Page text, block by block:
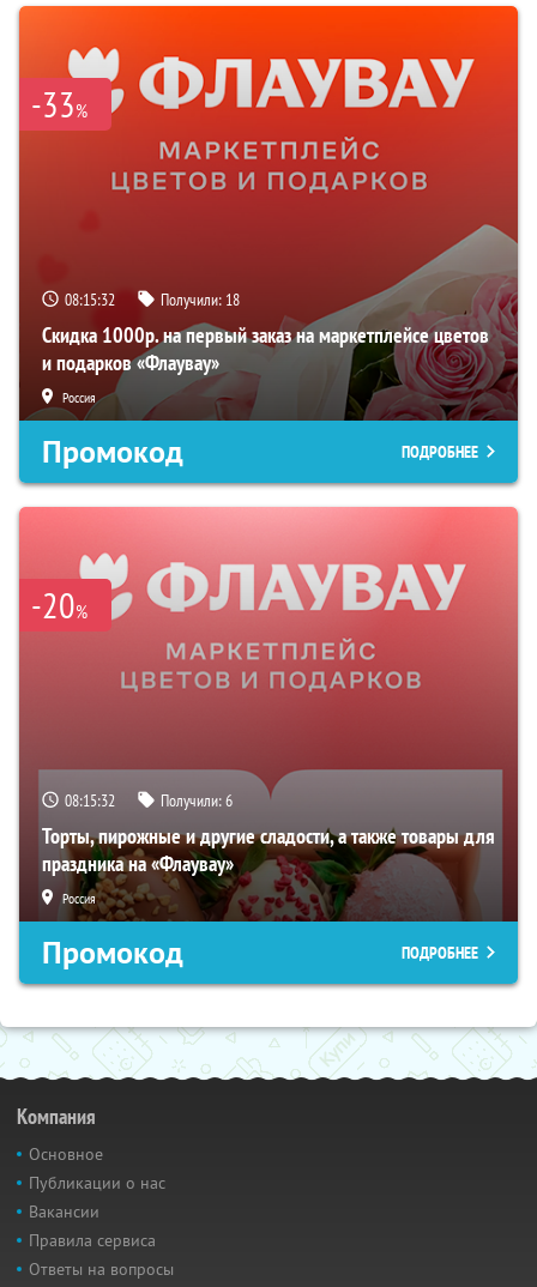
-33%
08:15:31 Получили: 18
Скидка 1000р. на первый заказ на маркетплейсе цветов
и подарков «Флаувау»
Россия
Промокод ПОДРОБНЕЕ
-20%
08:15:31 Получили:6
Торты, пирожные и другие сладости, а также товары для
праздника на «Флаувау»
Россия
Промокод ПОДРОБНЕЕ
Компания
Основное
Публикации о нас
Вакансии
Правила сервиса
Ответы на вопросы